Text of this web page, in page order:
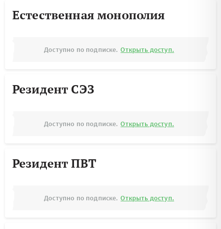
Естественная монополия
Доступно по подписке. Открыть доступ.
Резидент СЭЗ
Доступно по подписке. Открыть доступ.
Резидент ПВТ
Доступно по подписке. Открыть доступ.